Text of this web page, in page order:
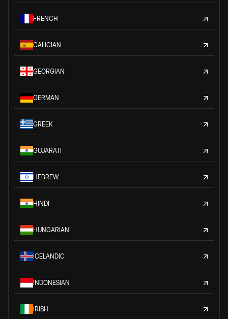
FRENCH
GALICIAN
GEORGIAN
GERMAN
GREEK
GUJARATI
HEBREW
HINDI
HUNGARIAN
ICELANDIC
INDONESIAN
IRISH